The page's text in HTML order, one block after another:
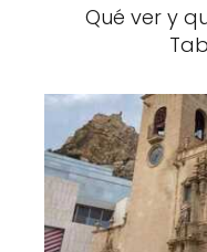
Qué ver y